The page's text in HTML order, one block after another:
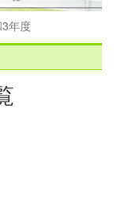
年度